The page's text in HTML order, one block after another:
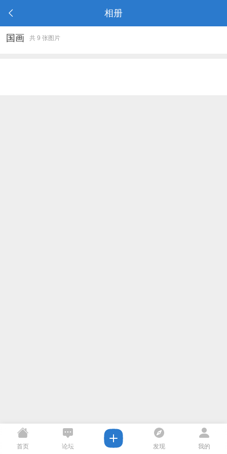
相册
国画 共 9 张图片
首页 论坛 发现 我的